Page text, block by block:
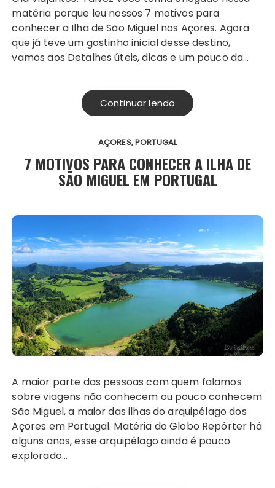
matéria porque leu nossos 7 motivos para
conhecer a Ilha de São Miguel nos Açores. Agora
que já teve um gostinho inicial desse destino,
vamos aos Detalhes úteis, dicas e um pouco da…
Continuar lendo
AÇORES PORTUGAL
7 MOTIVOS PARA CONHECER A ILHA DE
SÃO MIGUEL EM PORTUGAL
A maior parte das pessoas com quem falamos
sobre viagens não conhecem ou pouco conhecem
São Miguel, a maior das ilhas do arquipélago dos
Açores em Portugal. Matéria do Globo Repórter há
alguns anos, esse arquipélago ainda é pouco
explorado…